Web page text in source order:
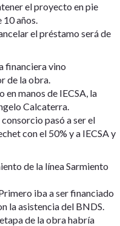
el proyecto en pie
10 años.
el préstamo será de
financiera vino
de la obra.
manos de IECSA, la
Calcaterra.
pasó a ser el
con el 50% y a IECSA y
de la línea Sarmiento
iba a ser financiado
la asistencia del BNDS.
de la obra habría